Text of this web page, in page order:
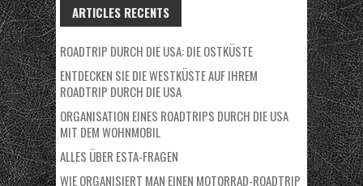
ARTICLES RECENTS
ROADTRIP DURCH DIE USA: DIE OSTKÜSTE
ENTDECKEN SIE DIE WESTKÜSTE AUF IHREM
ROADTRIP DURCH DIE USA
ORGANISATION EINES ROADTRIPS DURCH DIE USA
MIT DEM WOHNMOBIL
ALLES ÜBER ESTA-FRAGEN
WIE ORGANISIERT MAN EINEN MOTORRAD-ROADTRIP